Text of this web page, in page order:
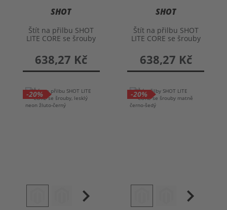
SHOT
Štít na přilbu SHOT
LITE CORE se šrouby
638,27 Kč
SHOT
Štít na přilbu SHOT
LITE CORE se šrouby
638,27 Kč
-20% -20%